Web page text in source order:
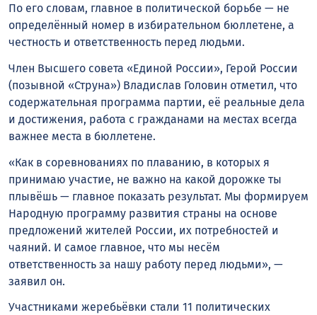
По его словам, главное в политической борьбе — не
определённый номер в избирательном бюллетене, а
честность и ответственность перед людьми.
Член Высшего совета «Единой России», Герой России
(позывной «Струна») Владислав Головин отметил, что
содержательная программа партии, её реальные дела
и достижения, работа с гражданами на местах всегда
важнее места в бюллетене.
«Как в соревнованиях по плаванию, в которых я
принимаю участие, не важно на какой дорожке ты
плывёшь — главное показать результат. Мы формируем
Народную программу развития страны на основе
предложений жителей России, их потребностей и
чаяний. И самое главное, что мы несём
ответственность за нашу работу перед людьми», —
заявил он.
Участниками жеребьёвки стали 11 политических